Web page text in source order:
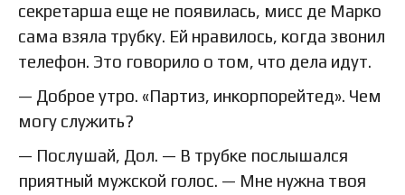
секретарша еще не появилась, мисс де Марко
сама взяла трубку. Ей нравилось, когда звонил
телефон. Это говорило о том, что дела идут.
— Доброе утро. «Партиз, инкорпорейтед». Чем
могу служить?
— Послушай, Дол. — В трубке послышался
приятный мужской голос. — Мне нужна твоя